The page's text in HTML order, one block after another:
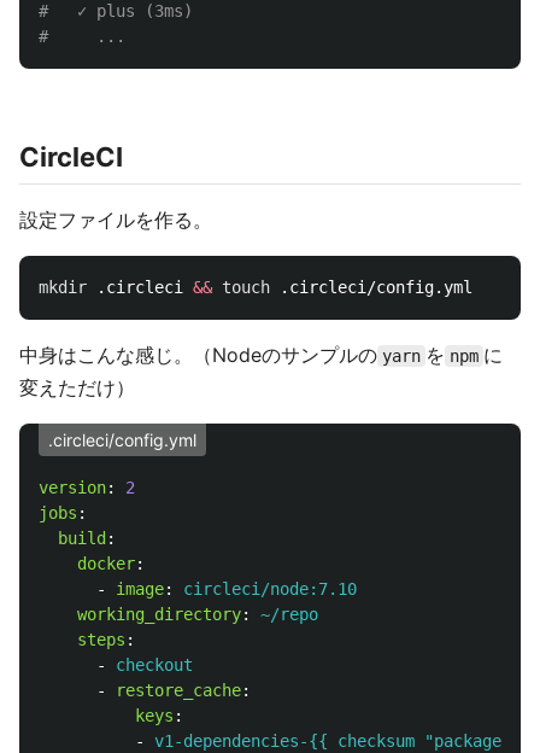
#   ✓ plus (3ms)
#     ...
CircleCI
設定ファイルを作る。
mkdir .circleci && touch
中身はこんな感じ。（Nodeのサンプルの yarn を npm に
変えただけ）
.circleci/config.yml
version:
2
jobs :
build :
docker:
-
image:
circleci/node:7.10
working_directory:
~/repo
steps :
-
checkout
-
restore_cache:
keys :
-
v1-dependencies-{{ checksum